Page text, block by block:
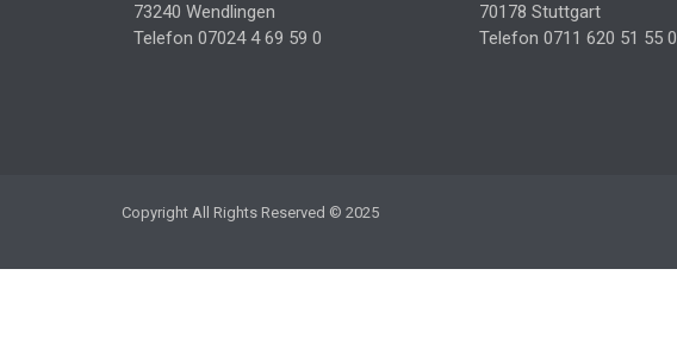
73240 Wendlingen
Telefon 07024 4 69 59 0
70178 Stuttgart
Telefon 0711 620 51 55 0
Copyright All Rights Reserved © 2025